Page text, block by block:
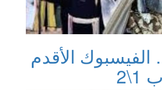
الأقدم